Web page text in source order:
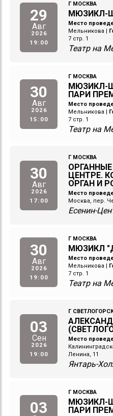
29
Авг
2026
19:00
Г МОСКВА
МЮЗИКЛ-
Место
Мельникова
7 стр. 1
Театр на
30
Авг
2026
15:00
Г МОСКВА
МЮЗИКЛ-
ПАРИ
Место
Мельникова
7 стр. 1
Театр на
30
Авг
2026
17:00
Г МОСКВА
ОРГАННЫЕ
ЦЕНТРЕ.
ОРГАН И
Место
Москва, пер.
Есенин-
30
Авг
2026
19:00
Г МОСКВА
МЮЗИКЛ
Место
Мельникова
7 стр. 1
Театр на
03
Сен
2026
19:00
Г
Место
Ленина, 11
Янтарь-
03
Г МОСКВА
МЮЗИКЛ-
ПАРИ